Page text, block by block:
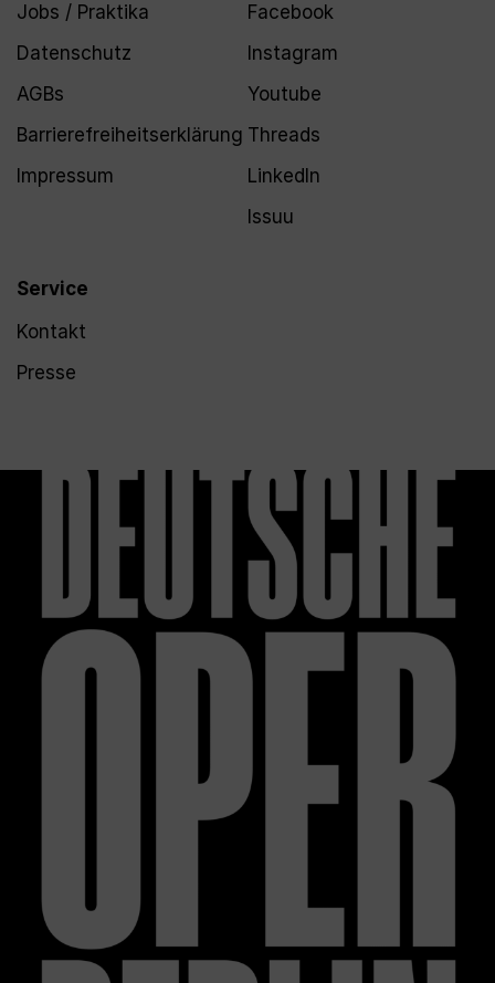
Jobs / Praktika
Datenschutz
AGBs
Barrierefreiheitserklärung
Impressum
Service
Kontakt
Presse
Facebook
Instagram
Youtube
Threads
LinkedIn
Issuu